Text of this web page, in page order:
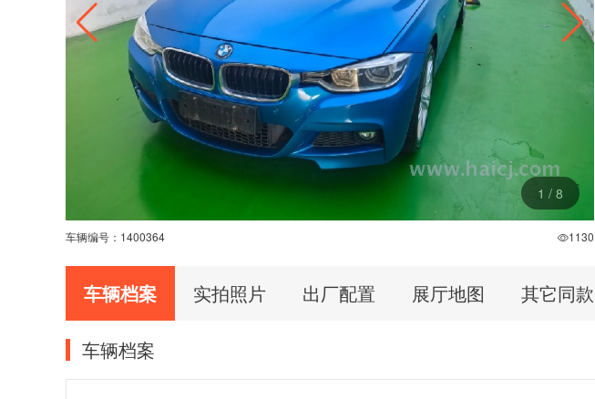
1 / 8
车辆编号： 1400364 1130
车辆档案 实拍照片 出厂配置 展厅地图 其它同款
车辆档案